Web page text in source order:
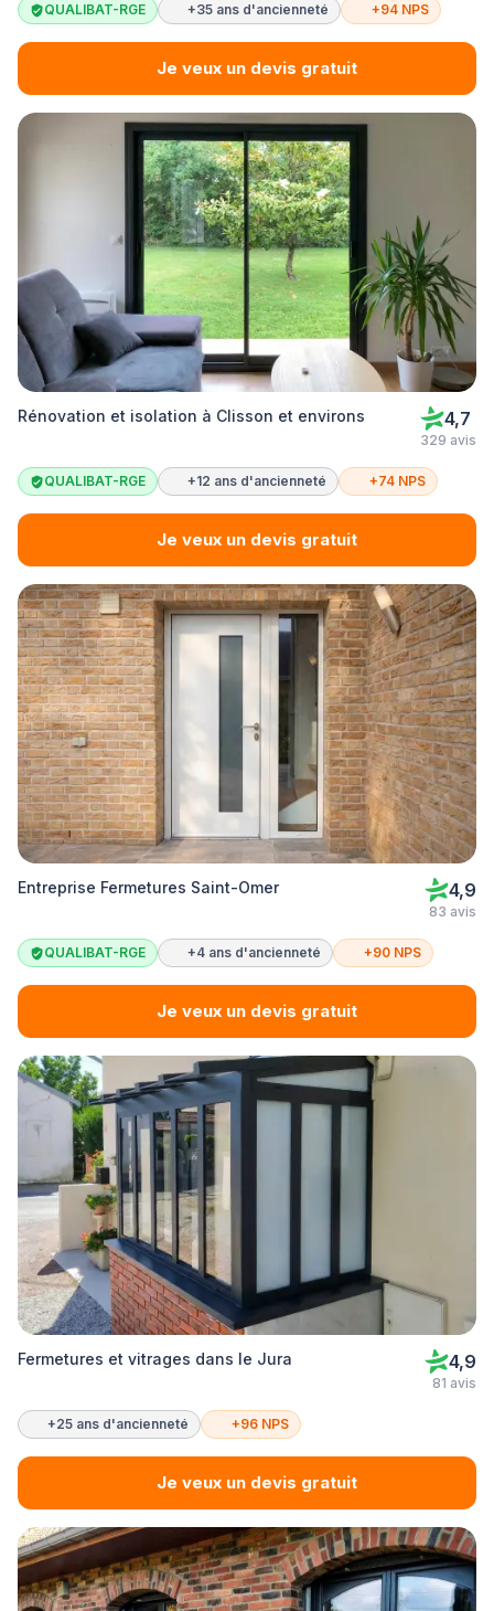
QUALIBAT-RGE +35 ans d'ancienneté +94 NPS
Je veux un devis gratuit
Rénovation et isolation à Clisson et environs 4,7
329 avis
QUALIBAT-RGE +12 ans d'ancienneté +74 NPS
Je veux un devis gratuit
Entreprise Fermetures Saint-Omer 4,9
83 avis
QUALIBAT-RGE +4 ans d'ancienneté +90 NPS
Je veux un devis gratuit
Fermetures et vitrages dans le Jura 4,9
81 avis
+25 ans d'ancienneté +96 NPS
Je veux un devis gratuit